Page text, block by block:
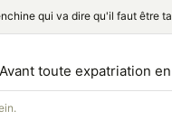
qui va dire qu'il faut être
toute expatriation